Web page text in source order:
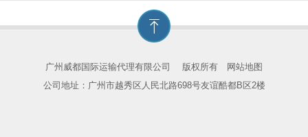
广州威都国际运输代理有限公司 版权所有
网站地图
公司地址：广州市越秀区人民北路698号友谊酷都B区2楼